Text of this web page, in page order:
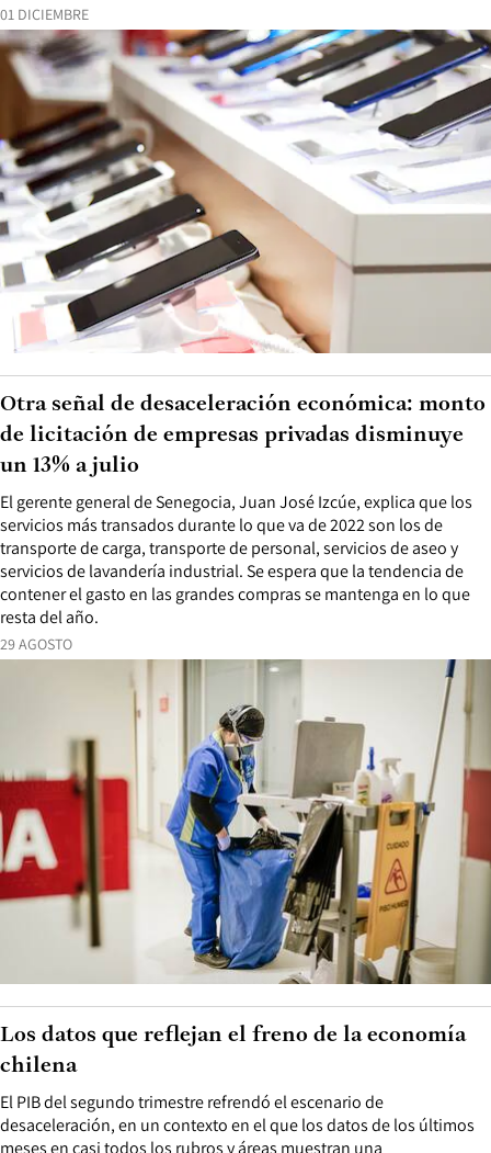
01 DICIEMBRE
29 AGOSTO
El gerente general de Senegocia, Juan José Izcúe, explica que los
servicios más transados durante lo que va de 2022 son los de
transporte de carga, transporte de personal, servicios de aseo y
servicios de lavandería industrial. Se espera que la tendencia de
contener el gasto en las grandes compras se mantenga en lo que
resta del año.
Otra señal de desaceleración económica: monto
de licitación de empresas privadas disminuye
un 13% a julio
El PIB del segundo trimestre refrendó el escenario de
desaceleración, en un contexto en el que los datos de los últimos
meses en casi todos los rubros y áreas muestran una
Los datos que reflejan el freno de la economía
chilena